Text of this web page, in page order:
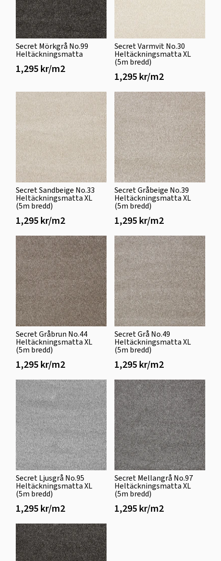
Secret Mörkgrå No.99
Heltäckningsmatta
1,295 kr/m2
Secret Varmvit No.30
Heltäckningsmatta XL
(5m bredd)
1,295 kr/m2
Secret Sandbeige No.33
Heltäckningsmatta XL
(5m bredd)
1,295 kr/m2
Secret Gråbeige No.39
Heltäckningsmatta XL
(5m bredd)
1,295 kr/m2
Secret Gråbrun No.44
Heltäckningsmatta XL
(5m bredd)
1,295 kr/m2
Secret Grå No.49
Heltäckningsmatta XL
(5m bredd)
1,295 kr/m2
Secret Ljusgrå No.95
Heltäckningsmatta XL
(5m bredd)
1,295 kr/m2
Secret Mellangrå No.97
Heltäckningsmatta XL
(5m bredd)
1,295 kr/m2